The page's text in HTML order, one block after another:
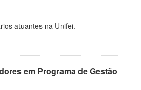
atuantes na Unifei.
em Programa de Gestão